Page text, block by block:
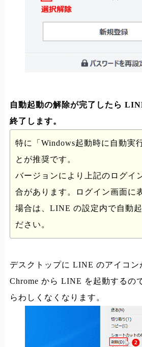
自動起動の解除が完了したら
終了します。
特に「Windows起動時に自動実
とが推奨です。
バージョンにより上記のログイ
合があります。ログイン画面に
場合は、LINE の設定内で自動
ださい。
デスクトップに LINE のアイコン
Chrome から LINE を起動するの
らわしくなくなります。